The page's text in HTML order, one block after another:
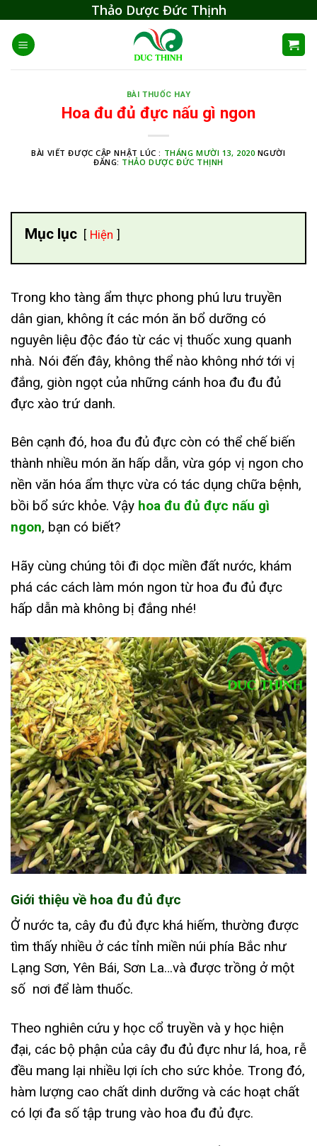
content
Thảo Dược Đức Thịnh
BÀI THUỐC HAY
Hoa đu đủ đực nấu gì ngon
BÀI VIẾT ĐƯỢC CẬP NHẬT LÚC : THÁNG MƯỜI 13, 2020 NGƯỜI
ĐĂNG: THẢO DƯỢC ĐỨC THỊNH
Mục lục Hiện
Trong kho tàng ẩm thực phong phú lưu truyền
dân gian, không ít các món ăn bổ dưỡng có
nguyên liệu độc đáo từ các vị thuốc xung quanh
nhà. Nói đến đây, không thể nào không nhớ tới vị
đắng, giòn ngọt của những cánh hoa đu đu đủ
đực xào trứ danh.
Bên cạnh đó, hoa đu đủ đực còn có thể chế biến
thành nhiều món ăn hấp dẫn, vừa góp vị ngon cho
nền văn hóa ẩm thực vừa có tác dụng chữa bệnh,
bồi bổ sức khỏe. Vậy hoa đu đủ đực nấu gì
ngon, bạn có biết?
Hãy cùng chúng tôi đi dọc miền đất nước, khám
phá các cách làm món ngon từ hoa đu đủ đực
hấp dẫn mà không bị đắng nhé!
Giới thiệu về hoa đu đủ đực
Ở nước ta, cây đu đủ đực khá hiếm, thường được
tìm thấy nhiều ở các tỉnh miền núi phía Bắc như
Lạng Sơn, Yên Bái, Sơn La…và được trồng ở một
số nơi để làm thuốc.
Theo nghiên cứu y học cổ truyền và y học hiện
đại, các bộ phận của cây đu đủ đực như lá, hoa, rễ
đều mang lại nhiều lợi ích cho sức khỏe. Trong đó,
hàm lượng cao chất dinh dưỡng và các hoạt chất
có lợi đa số tập trung vào hoa đu đủ đực.